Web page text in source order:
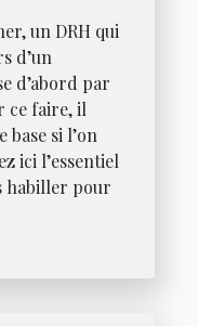
un DRH qui
d’un
d’abord par
ce faire, il
si l’on
ici l’essentiel
habiller pour